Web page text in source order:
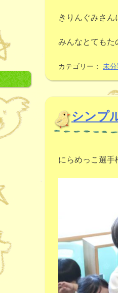
きりんぐみさ
みんなとてもた
カテゴリー： 未
シンプ
にらめっこ選